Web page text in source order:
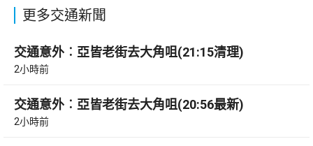
更多交通新聞
交通意外︰亞皆老街去大角咀(21:15清理)
2小時前
交通意外︰亞皆老街去大角咀(20:56最新)
2小時前